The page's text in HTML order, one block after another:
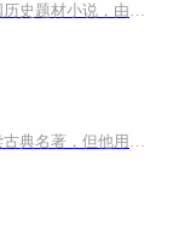
《庆余年》是一部广受欢迎的中国历史题材小说，由猫腻所著，讲述了范闲这个年轻人在庆国的历险故事。它不仅拥有深厚的历史背景，还融入了政治斗争、武侠元素和丰富的人物塑造。如果你已经对第一部的故事着迷，那么第二部的播客专辑无疑将是一个绝佳的选择...
某大学文学史专业的学生张庆熟读古典名著，但他用现代观念剖析古代文学史的论文命题不被叶教授所认可。为了让叶教授成为自己的研究生导师，张庆决定通过写小说的方式，进一步阐述自己想要表达的观点。在他的小说中，身世神秘的少年——范闲，自小跟随奶奶...